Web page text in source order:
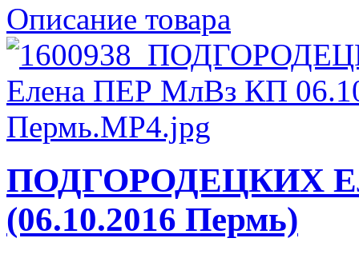
Описание товара
ПОДГОРОДЕЦКИХ
(06.10.2016 Пермь)